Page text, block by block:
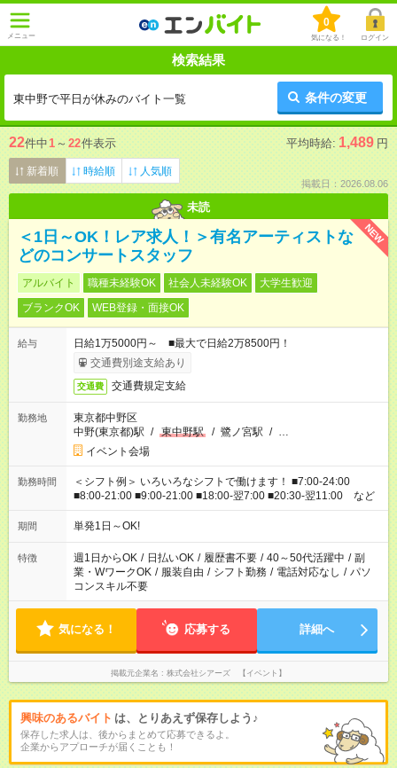
メニュー
0
気になる！ ログイン
検索結果
東中野で平日が休みのバイト一覧 条件の変更
22件中1 ～ 22件表示 平均時給: 1,489 円
新着順 時給順 人気順
掲載日：2026.08.06
未読
NEW
＜1日～OK！レア求人！＞有名アーティストな
どのコンサートスタッフ
アルバイト 職種未経験OK 社会人未経験OK
大学生歓迎
ブランクOK
WEB登録・面接OK
給与
日給1万5000円～ ■最大で日給2万8500円！
交通費別途支給あり
交通費 交通費規定支給
勤務地
東京都中野区
中野(東京都)駅 / 東中野駅 / 鷺ノ宮駅 / …
イベント会場
勤務時間
＜シフト例＞ いろいろなシフトで働けます！ ■7:00-24:00
■8:00-21:00 ■9:00-21:00 ■18:00-翌7:00 ■20:30-翌11:00 など
期間 単発1日～OK!
特徴 週1日からOK / 日払いOK / 履歴書不要 / 40～50代活躍中 / 副
業・WワークOK / 服装自由 / シフト勤務 / 電話対応なし / パソ
コンスキル不要
気になる！ 応募する 詳細へ
掲載元企業名 株式会社シアーズ 【イベント】
興味のあるバイト は、とりあえず保存しよう♪
保存した求人は、後からまとめて応募できるよ。
企業からアプローチが届くことも！